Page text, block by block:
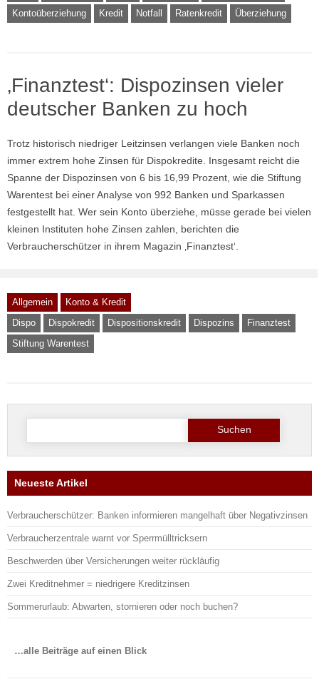
Kontoüberziehung
Kredit Notfall Ratenkredit Überziehung
‚Finanztest‘: Dispozinsen vieler
deutscher Banken zu hoch
Trotz historisch niedriger Leitzinsen verlangen viele Banken noch
immer extrem hohe Zinsen für Dispokredite. Insgesamt reicht die
Spanne der Dispozinsen von 6 bis 16,99 Prozent, wie die Stiftung
Warentest bei einer Analyse von 992 Banken und Sparkassen
festgestellt hat. Wer sein Konto überziehe, müsse gerade bei vielen
kleinen Instituten hohe Zinsen zahlen, berichten die
Verbraucherschützer in ihrem Magazin ‚Finanztest‘.
Allgemein
Konto & Kredit
Dispo
Dispokredit Dispositionskredit Dispozins
Finanztest
Stiftung Warentest
Suchen nach:
Neueste Artikel
Verbraucherschützer: Banken informieren mangelhaft über Negativzinsen
Verbraucherzentrale warnt vor Sperrmülltricksern
Beschwerden über Versicherungen weiter rückläufig
Zwei Kreditnehmer = niedrigere Kreditzinsen
Sommerurlaub: Abwarten, stornieren oder noch buchen?
…alle Beiträge auf einen Blick